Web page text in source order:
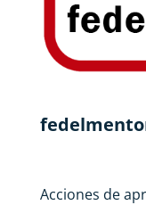
Acciones de